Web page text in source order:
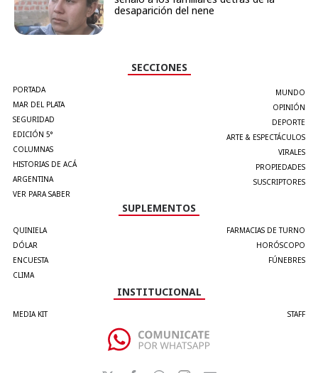
desaparición del nene
SECCIONES
PORTADA
MAR DEL PLATA
SEGURIDAD
EDICIÓN 5°
COLUMNAS
HISTORIAS DE ACÁ
ARGENTINA
VER PARA SABER
MUNDO
OPINIÓN
DEPORTE
ARTE & ESPECTÁCULOS
VIRALES
PROPIEDADES
SUSCRIPTORES
SUPLEMENTOS
QUINIELA
DÓLAR
ENCUESTA
CLIMA
FARMACIAS DE TURNO
HORÓSCOPO
FÚNEBRES
INSTITUCIONAL
MEDIA KIT STAFF